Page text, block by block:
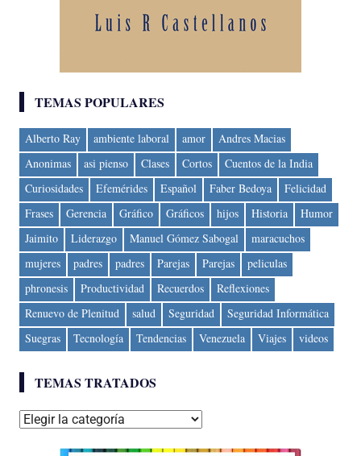
TEMAS POPULARES
Alberto Ray ambiente laboral amor
Andres Macias
Anonimas
asi pienso Clases Cortos
Cuentos de la India
Curiosidades
Efemérides Español Faber Bedoya
Felicidad
Frases
Gerencia Gráfico Gráficos hijos Historia
Humor
Jaimito
Liderazgo Manuel Gómez Sabogal
maracuchos
mujeres
padres padres Parejas Parejas
peliculas
phronesis
Productividad Recuerdos
Reflexiones
Renuevo de Plenitud
salud Seguridad
Seguridad Informática
Suegras
Tecnología Tendencias Venezuela Viajes videos
TEMAS TRATADOS
Temas